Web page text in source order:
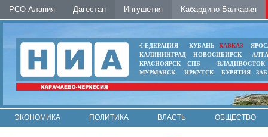
РСО-Алания Дагестан Ингушетия Кабардино-Балкария
ФЕДЕРАЦИЯ КУБАНЬ КАВКАЗ
КАЛИНИНГРАД
НОВОСИБИРСК
КРАСНОЯРСК
СПБ
ВЛАДИВОСТОК
МУРМАНСК
ИРКУТСК БУРЯТИЯ
ЭКОНОМИКА ПОЛИТИКА ВЛАСТЬ
ОБЩЕСТВО